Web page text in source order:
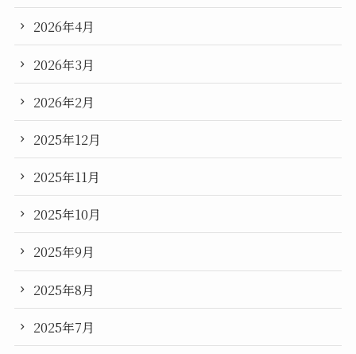
2026年4月
2026年3月
2026年2月
2025年12月
2025年11月
2025年10月
2025年9月
2025年8月
2025年7月